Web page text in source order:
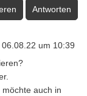
Antworten
06.08.22 um 10:39
auch in